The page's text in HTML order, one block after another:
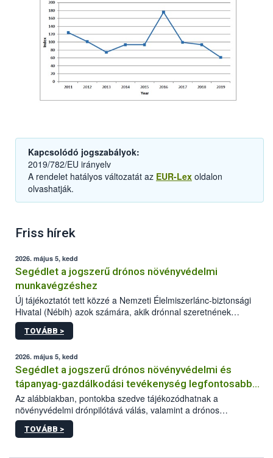
Kapcsolódó jogszabályok:
2019/782/EU irányelv
A rendelet hatályos változatát az EUR-Lex oldalon
olvashatják.
Friss hírek
2026. május 5, kedd
Segédlet a jogszerű drónos növényvédelmi
munkavégzéshez
Új tájékoztatót tett közzé a Nemzeti Élelmiszerlánc-biztonsági
Hivatal (Nébih) azok számára, akik drónnal szeretnének
növényvédelmi vagy tápanyag-gazdálkodási tevékenységet
végezni Magyarországon. Az összefoglaló részletesen
műszaki és hatósági feltételek.
TOVÁBB >
2026. május 5, kedd
Segédlet a jogszerű drónos növényvédelmi és
tápanyag-gazdálkodási tevékenység legfontosabb
feltételeiről
Az alábbiakban, pontokba szedve tájékozódhatnak a
növényvédelmi drónpilótává válás, valamint a drónos
növényvédelmi és tápanyag-gazdálkodási tevékenység
végzésének legfontosabb feltételeiről*.
TOVÁBB >